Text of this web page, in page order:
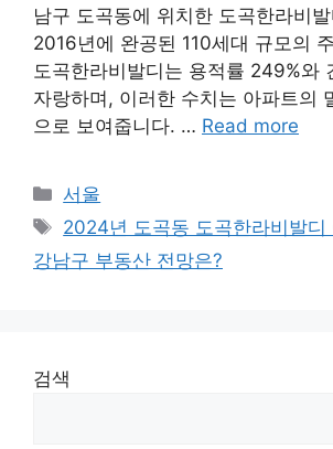
남구 도곡동에 위치한 도곡한라비
2016년에 완공된 110세대 규모의
도곡한라비발디는 용적률 249%와
자랑하며, 이러한 수치는 아파트의
으로 보여줍니다. … Read more
Categories
서울
Tags
2024년 도곡동 도곡한라비발디
강남구 부동산 전망은?
검색